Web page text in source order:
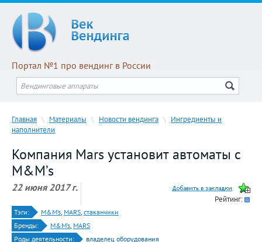
Портал №1 про вендинг в России
Главная \ Материалы \ Новости вендинга \ Ингредиенты и
наполнители
Компания Mars установит автоматы с
M&M’s
22 июня 2017 г.
Рейтинг:
Тэги: M&M’s, MARS, стаканчики
Бренды:
M&M’s, MARS
Роды деятельности:
владелец оборудования